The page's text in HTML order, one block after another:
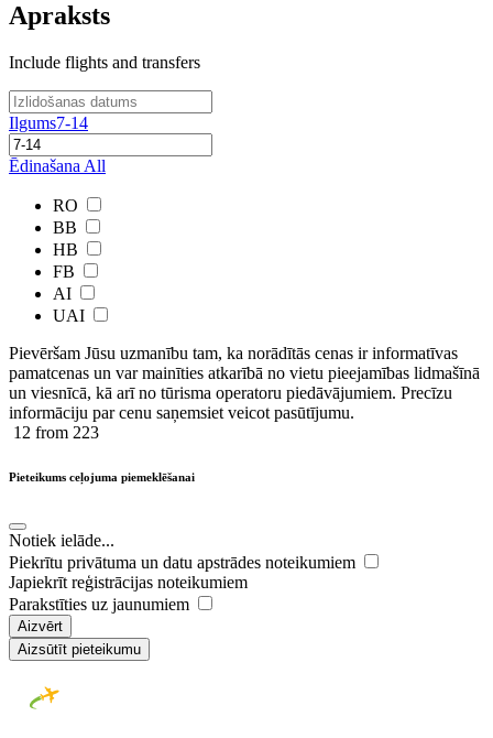
Apraksts
Include flights and transfers
Ilgums7-14
Ēdinašana All
RO
BB
HB
FB
AI
UAI
Pievēršam Jūsu uzmanību tam, ka norādītās cenas ir ​informatīvas ​
pamatcenas un var mainīties atkarībā ​no ​vietu pieejamības lidmašīnā
un viesnīcā, kā arī no tūrisma operatoru piedāvājumiem. Precīzu
informāciju par cenu saņemsiet veicot pasūtījumu.
12 from 223
Pieteikums ceļojuma piemeklēšanai
Notiek ielāde...
Piekrītu privātuma un datu apstrādes noteikumiem
Japiekrīt reģistrācijas noteikumiem
Parakstīties uz jaunumiem
Aizvērt
Aizsūtīt pieteikumu